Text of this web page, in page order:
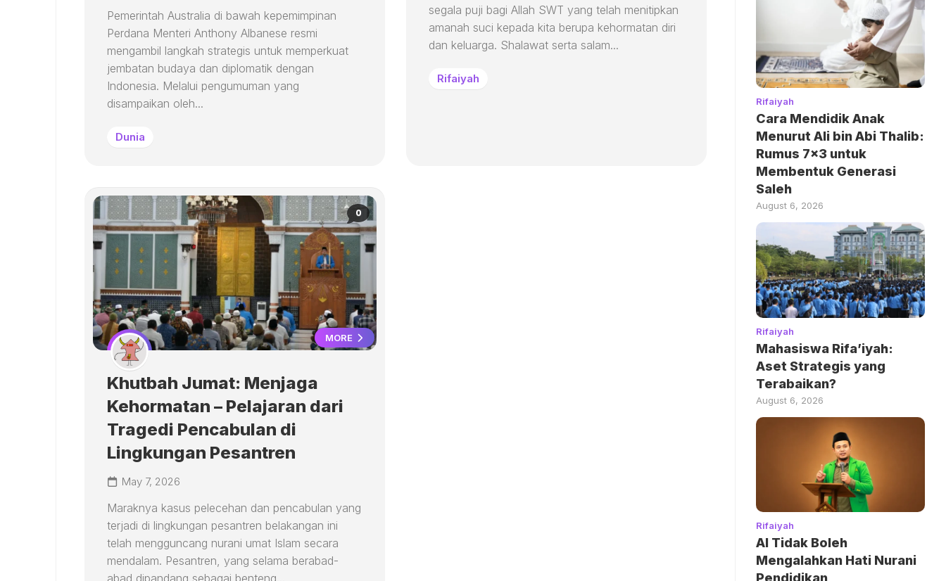
Pemerintah Australia di bawah kepemimpinan
Perdana Menteri Anthony Albanese resmi
mengambil langkah strategis untuk memperkuat
jembatan budaya dan diplomatik dengan
Indonesia. Melalui pengumuman yang
disampaikan oleh...
Dunia
segala puji bagi Allah SWT yang telah menitipkan
amanah suci kepada kita berupa kehormatan diri
dan keluarga. Shalawat serta salam...
Rifaiyah
0
MORE
Khutbah Jumat: Menjaga
Kehormatan – Pelajaran dari
Tragedi Pencabulan di
Lingkungan Pesantren
May 7, 2026
Maraknya kasus pelecehan dan pencabulan yang
terjadi di lingkungan pesantren belakangan ini
telah mengguncang nurani umat Islam secara
mendalam. Pesantren, yang selama berabad-
abad dipandang sebagai benteng...
Rifaiyah
Cara Mendidik Anak
Menurut Ali bin Abi Thalib:
Rumus 7×3 untuk
Membentuk Generasi
Saleh
August 6, 2026
Rifaiyah
Mahasiswa Rifa’iyah:
Aset Strategis yang
Terabaikan?
August 6, 2026
Rifaiyah
AI Tidak Boleh
Mengalahkan Hati Nurani
Pendidikan